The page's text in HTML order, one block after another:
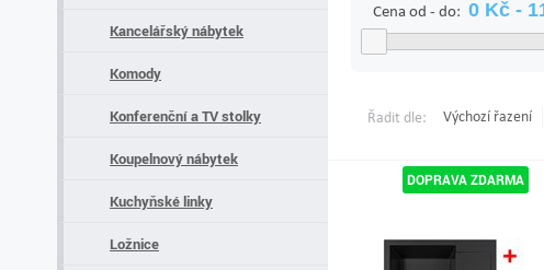
Kancelářský nábytek
Komody
Konferenční a TV stolky
Koupelnový nábytek
Kuchyňské linky
Ložnice
Cena od - do:
Řadit dle: Výchozí řazení